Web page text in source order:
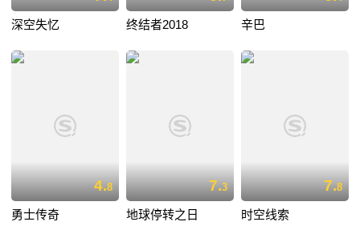
深空失忆 终结者2018 辛巴
4.8
勇士传奇
7.3
地球停转之日
7.8
时空线索